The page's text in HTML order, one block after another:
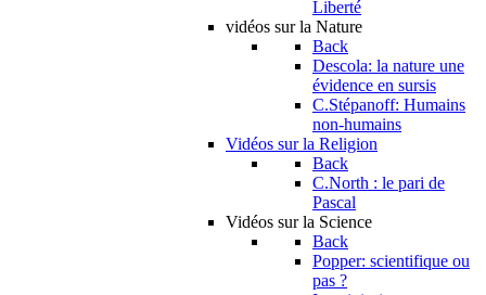
Liberté
vidéos sur la Nature
Back
Descola: la nature une
évidence en sursis
C.Stépanoff: Humains
non-humains
Vidéos sur la Religion
Back
C.North : le pari de
Pascal
Vidéos sur la Science
Back
Popper: scientifique ou
pas ?